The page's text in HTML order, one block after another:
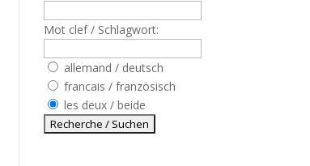
Mot clef / Schlagwort:
allemand / deutsch
francais / französisch
les deux / beide